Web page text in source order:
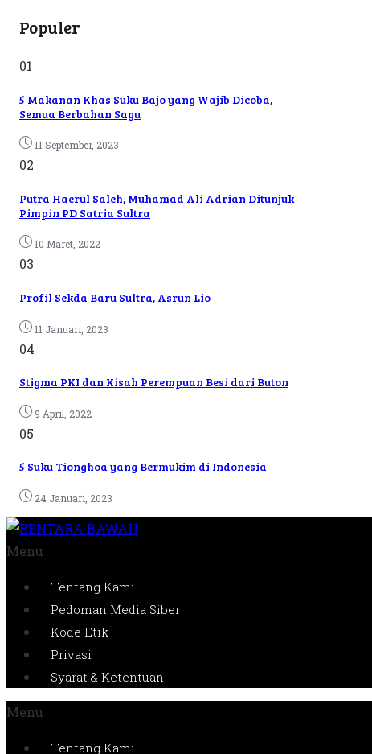
Populer
01
5 Makanan Khas Suku Bajo yang Wajib Dicoba,
Semua Berbahan Sagu
11 September, 2023
02
Putra Haerul Saleh, Muhamad Ali Adrian Ditunjuk
Pimpin PD Satria Sultra
10 Maret, 2022
03
Profil Sekda Baru Sultra, Asrun Lio
11 Januari, 2023
04
Stigma PKI dan Kisah Perempuan Besi dari Buton
9 April, 2022
05
5 Suku Tionghoa yang Bermukim di Indonesia
24 Januari, 2023
Menu
Tentang Kami
Pedoman Media Siber
Kode Etik
Privasi
Syarat & Ketentuan
Menu
Tentang Kami